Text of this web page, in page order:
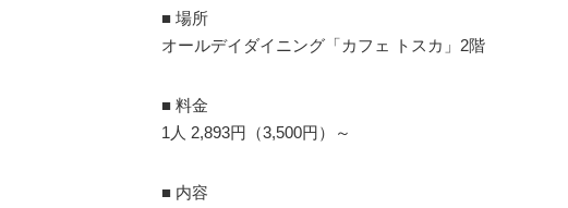
■ 場所
オールデイダイニング「カフェ トスカ」2階
■ 料金
1人 2,893円（3,500円）～
■ 内容